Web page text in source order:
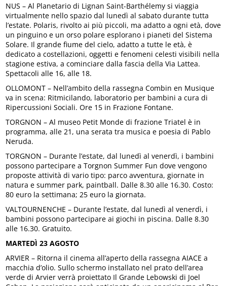
NUS – Al Planetario di Lignan Saint-Barthélemy si viaggia
virtualmente nello spazio dal lunedì al sabato durante tutta
l’estate. Polaris, rivolto ai più piccoli, ma adatto a ogni età, dove
un pinguino e un orso polare esplorano i pianeti del Sistema
Solare. Il grande fiume del cielo, adatto a tutte le età, è
dedicato a costellazioni, oggetti e fenomeni celesti visibili nella
stagione estiva, a cominciare dalla fascia della Via Lattea.
Spettacoli alle 16, alle 18.
OLLOMONT – Nell’ambito della rassegna Combin en Musique
va in scena: Ritmicilando, laboratorio per bambini a cura di
Ripercussioni Sociali. Ore 15 in Frazione Fontane.
TORGNON – Al museo Petit Monde di frazione Triatel è in
programma, alle 21, una serata tra musica e poesia di Pablo
Neruda.
TORGNON – Durante l’estate, dal lunedì al venerdì, i bambini
possono partecipare a Torgnon Summer Fun dove vengono
proposte attività di vario tipo: parco avventura, giornate in
natura e summer park, paintball. Dalle 8.30 alle 16.30. Costo:
80 euro la settimana; 25 euro la giornata.
VALTOURNENCHE – Durante l’estate, dal lunedì al venerdì, i
bambini possono partecipare ai giochi in piscina. Dalle 8.30
alle 16.30. Gratuito.
MARTEDÌ 23 AGOSTO
ARVIER – Ritorna il cinema all’aperto della rassegna AIACE a
macchia d’olio. Sullo schermo installato nel prato dell’area
verde di Arvier verrà proiettato Il Grande Lebowski di Joel